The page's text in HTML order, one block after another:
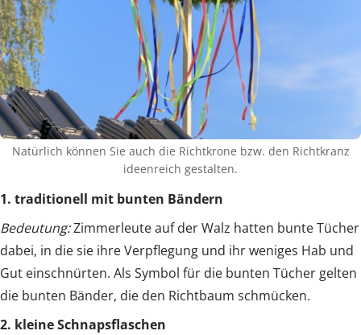
Natürlich können Sie auch die Richtkrone bzw. den Richtkranz
ideenreich gestalten.
1. traditionell mit bunten Bändern
Bedeutung:Zimmerleute auf der Walz hatten bunte Tücher
dabei, in die sie ihre Verpflegung und ihr weniges Hab und
Gut einschnürten. Als Symbol für die bunten Tücher gelten
die bunten Bänder, die den Richtbaum schmücken.
2. kleine Schnapsflaschen